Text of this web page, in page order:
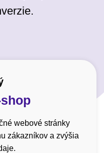
webové stránky
zákazníkov a zvýšia